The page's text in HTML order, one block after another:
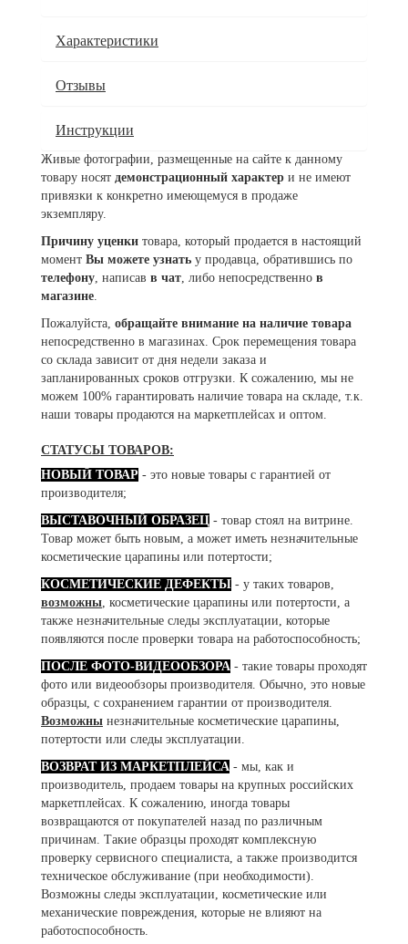
Характеристики
Отзывы
Инструкции
Живые фотографии, размещенные на сайте к данному
товару носят демонстрационный характер и не имеют
привязки к конкретно имеющемуся в продаже
экземпляру.
Причину уценки товара, который продается в настоящий
момент Вы можете узнать у продавца, обратившись по
телефону, написав в чат, либо непосредственно в
магазине.
Пожалуйста, обращайте внимание на наличие товара
непосредственно в магазинах. Срок перемещения товара
со склада зависит от дня недели заказа и
запланированных сроков отгрузки. К сожалению, мы не
можем 100% гарантировать наличие товара на складе, т.к.
наши товары продаются на маркетплейсах и оптом.
СТАТУСЫ ТОВАРОВ:
НОВЫЙ ТОВАР - это новые товары с гарантией от
производителя;
ВЫСТАВОЧНЫЙ ОБРАЗЕЦ - товар стоял на витрине.
Товар может быть новым, а может иметь незначительные
косметические царапины или потертости;
КОСМЕТИЧЕСКИЕ ДЕФЕКТЫ - у таких товаров,
возможны, косметические царапины или потертости, а
также незначительные следы эксплуатации, которые
появляются после проверки товара на работоспособность;
ПОСЛЕ ФОТО-ВИДЕООБЗОРА - такие товары проходят
фото или видеообзоры производителя. Обычно, это новые
образцы, с сохранением гарантии от производителя.
Возможны незначительные косметические царапины,
потертости или следы эксплуатации.
ВОЗВРАТ ИЗ МАРКЕТПЛЕЙСА - мы, как и
производитель, продаем товары на крупных российских
маркетплейсах. К сожалению, иногда товары
возвращаются от покупателей назад по различным
причинам. Такие образцы проходят комплексную
проверку сервисного специалиста, а также производится
техническое обслуживание (при необходимости).
Возможны следы эксплуатации, косметические или
механические повреждения, которые не влияют на
работоспособность.